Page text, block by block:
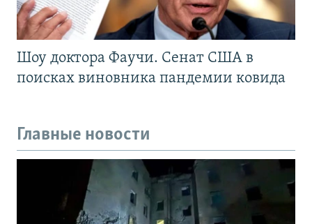
Шоу доктора Фаучи. Сенат США в
поисках виновника пандемии ковида
Главные новости